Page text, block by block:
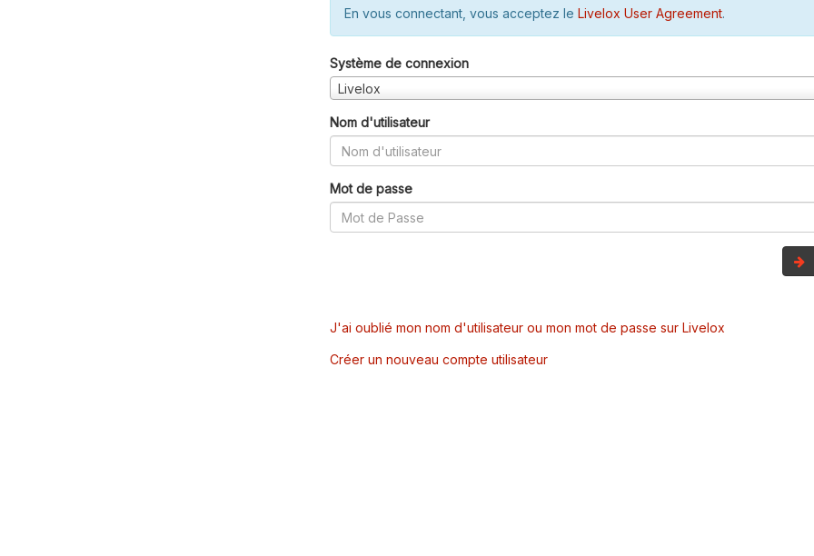
En vous connectant, vous acceptez le Livelox User Agreement.
Système de connexion
Livelox
Nom d'utilisateur
Mot de passe
J'ai oublié mon nom d'utilisateur ou mon mot de passe sur Livelox
Créer un nouveau compte utilisateur